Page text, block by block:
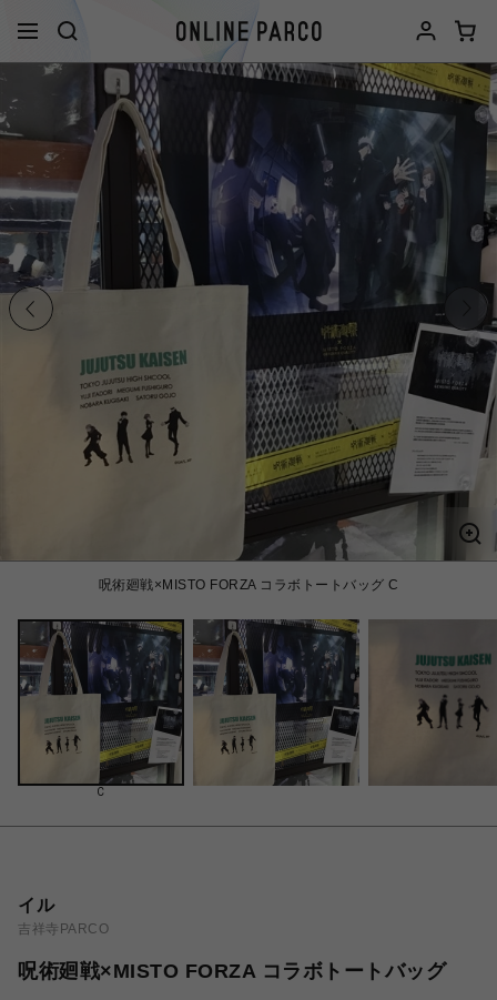
呪術廻戦×MISTO FORZA コラボトートバッグ C
C
イル
吉祥寺PARCO
呪術廻戦×MISTO FORZA コラボトートバッグ